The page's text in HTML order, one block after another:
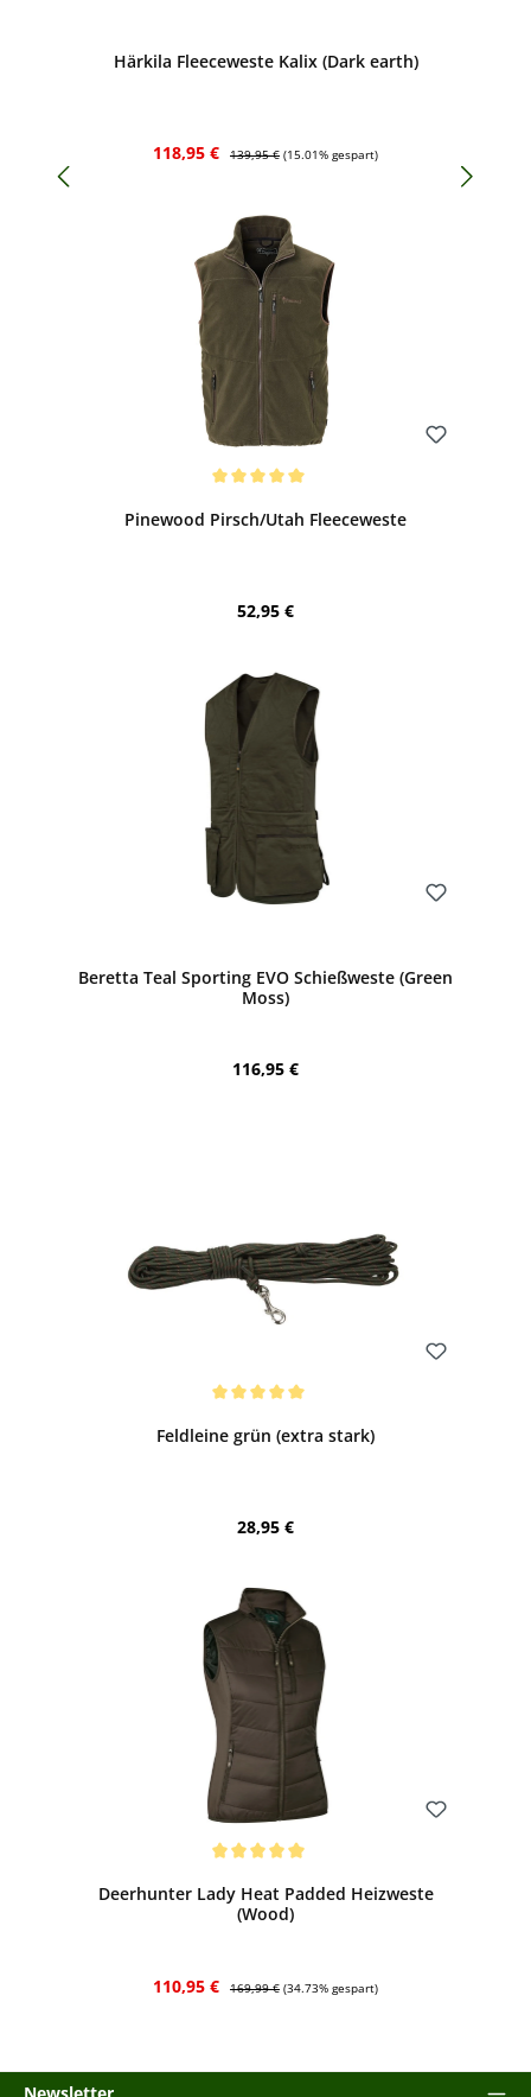
Härkila Fleeceweste Kalix (Dark earth)
Verkaufspreis:
118,95 € Regulärer Preis:
139,95 € (15.01% gespart)
Pinewood Pirsch/Utah Fleeceweste
Regulärer Preis:
52,95 €
Beretta Teal Sporting EVO Schießweste (Green
Moss)
Regulärer Preis:
116,95 €
Feldleine grün (extra stark)
Regulärer Preis:
28,95 €
Deerhunter Lady Heat Padded Heizweste
(Wood)
Verkaufspreis:
110,95 € Regulärer Preis:
169,99 € (34.73% gespart)